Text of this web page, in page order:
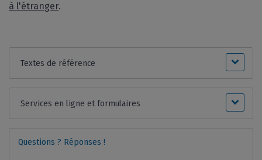
à l'étranger.
Textes de référence
Services en ligne et formulaires
Questions ? Réponses !